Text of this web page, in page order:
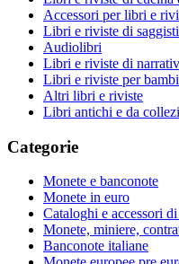
Accessori per libri e
Libri e riviste di
Audiolibri
Libri e riviste di
Libri e riviste per
Altri libri e riviste
Libri antichi e da
Categorie
Monete e banconote
Monete in euro
Cataloghi e accessori
Monete, miniere,
Banconote italiane